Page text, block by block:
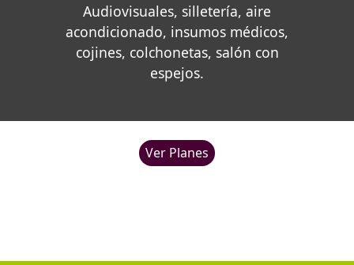
Audiovisuales, silletería, aire
acondicionado, insumos médicos,
cojines, colchonetas, salón con
espejos.
Ver Planes